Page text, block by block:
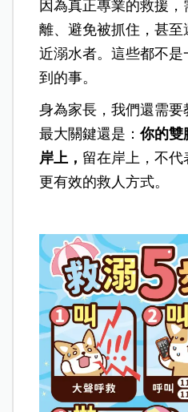
因為真正專業的救援
離、避免被抓住，甚
近溺水者。這些都不
到的事。
身為家長，我們還需
最大關鍵還是：你的雙
岸上， 留在岸上，不代
更有效的救人方式。